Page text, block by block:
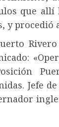
que allí
y procedió
Jefe